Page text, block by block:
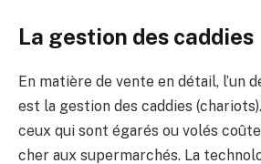
La gestion des caddies
En matière de vente en détail, l’un
est la gestion des caddies
ceux qui sont égarés ou volés
cher aux supermarchés. La